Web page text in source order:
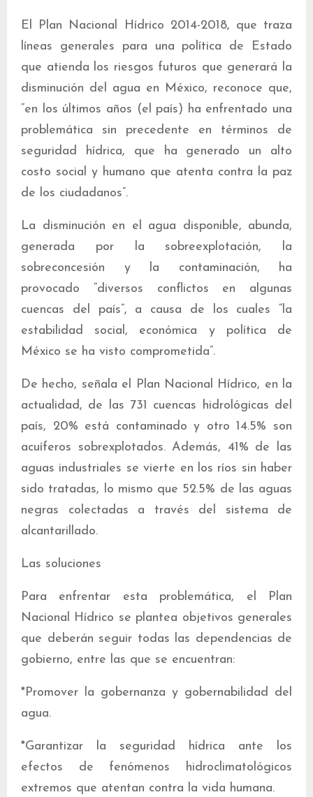
El Plan Nacional Hídrico 2014-2018, que traza
líneas generales para una política de Estado
que atienda los riesgos futuros que generará la
disminución del agua en México, reconoce que,
“en los últimos años (el país) ha enfrentado una
problemática sin precedente en términos de
seguridad hídrica, que ha generado un alto
costo social y humano que atenta contra la paz
de los ciudadanos”.
La disminución en el agua disponible, abunda,
generada por la sobreexplotación, la
sobreconcesión y la contaminación, ha
provocado “diversos conflictos en algunas
cuencas del país”, a causa de los cuales “la
estabilidad social, económica y política de
México se ha visto comprometida”.
De hecho, señala el Plan Nacional Hídrico, en la
actualidad, de las 731 cuencas hidrológicas del
país, 20% está contaminado y otro 14.5% son
acuíferos sobrexplotados. Además, 41% de las
aguas industriales se vierte en los ríos sin haber
sido tratadas, lo mismo que 52.5% de las aguas
negras colectadas a través del sistema de
alcantarillado.
Las soluciones
Para enfrentar esta problemática, el Plan
Nacional Hídrico se plantea objetivos generales
que deberán seguir todas las dependencias de
gobierno, entre las que se encuentran:
*Promover la gobernanza y gobernabilidad del
agua.
*Garantizar la seguridad hídrica ante los
efectos de fenómenos hidroclimatológicos
extremos que atentan contra la vida humana.